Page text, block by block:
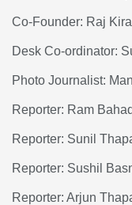
Co-Founder: Raj
Desk Co-ordinator:
Photo Journalist:
Reporter: Ram
Reporter: Sunil
Reporter: Sushil
Reporter: Arjun